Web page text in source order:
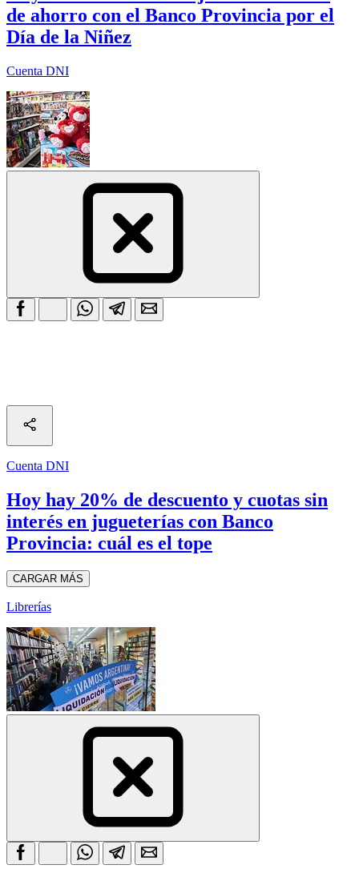
de ahorro con el Banco Provincia por el
Día de la Niñez
Cuenta DNI
Cuenta DNI
Hoy hay 20% de descuento y cuotas sin
interés en jugueterías con Banco
Provincia: cuál es el tope
CARGAR MÁS
Librerías